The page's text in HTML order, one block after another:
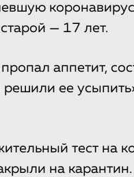
— 17 лет.
аппетит,
ее
тест на
на